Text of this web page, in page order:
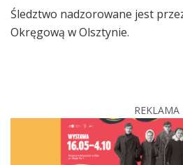
Śledztwo nadzorowane jest
Okręgową w Olsztynie.
REKLAMA